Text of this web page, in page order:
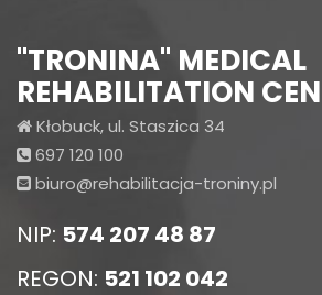
"TRONINA" MEDICAL
REHABILITATION
Kłobuck, ul. Staszica 34
697 120 100
biuro@rehabilitacja-troniny.pl
NIP: 574 207 48 87
REGON: 521 102 042